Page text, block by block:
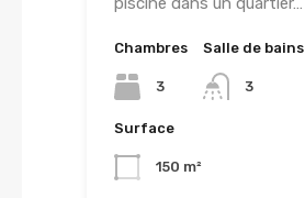
Chambres
3
Salle de bains
3
Surface
150 m²